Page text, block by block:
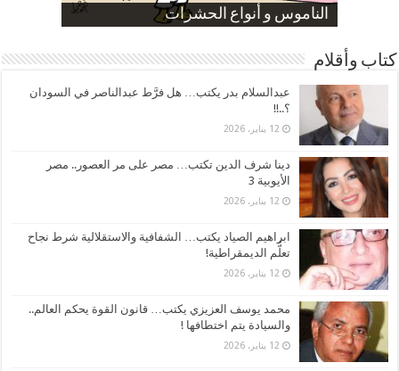
الناموس و أنواع الحشرات
الموظفين بعد ارتفاع الأسعار
ارتفاع نسبة الطلاق في مصر
صورة كاركاتيرية
صورة كاركاتيرية
كتاب وأقلام
عبدالسلام بدر يكتب… هل فرَّط عبدالناصر في السودان
؟..!!
12 يناير، 2026
دينا شرف الدين تكتب… مصر على مر العصور.. مصر
الأيوبية 3
12 يناير، 2026
ابراهيم الصياد يكتب… الشفافية والاستقلالية شرط نجاح
تعلُّم الديمقراطية!
12 يناير، 2026
محمد يوسف العزيزي يكتب… قانون القوة يحكم العالم..
والسيادة يتم اختطافها !
12 يناير، 2026